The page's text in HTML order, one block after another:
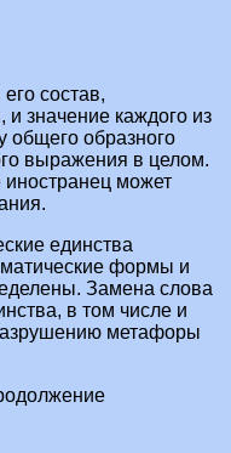
состав,
и значение каждого из
общего образного
выражения в целом.
может
единства
формы и
Замена слова
в том числе и
метафоры